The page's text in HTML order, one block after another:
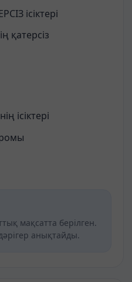
ісіктері
қатерсіз
ісіктері
мақсатта берілген.
анықтайды.